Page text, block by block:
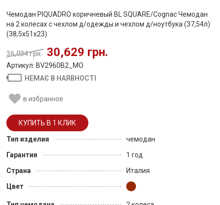
Чемодан PIQUADRO коричневый BL SQUARE/Cognac Чемодан
на 2 колесах с чехлом д/одежды и чехлом д/ноутбука (37,54л)
(38,5x51x23)
36,034 грн. 30,629 грн.
Артикул: BV2960B2_MO
НЕМАЄ В НАЯВНОСТІ
в избранное
Тип изделия
чемодан
Гарантия
1 год
Страна
Италия
Цвет